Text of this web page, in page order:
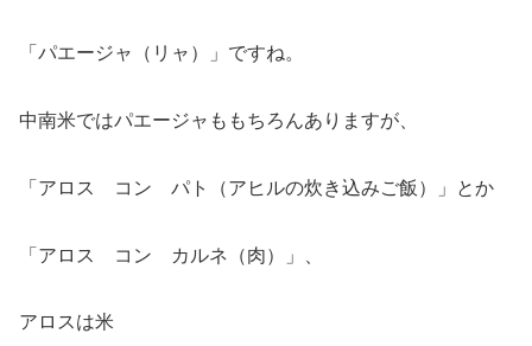
「パエージャ（リャ）」ですね。
中南米ではパエージャももちろんありますが、
「アロス コン パト（アヒルの炊き込みご飯）」とか
「アロス コン カルネ（肉）」、
アロスは米